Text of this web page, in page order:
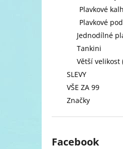
Plavkové
Plavkové
Jednodílné
Tankini
Větší velikost
SLEVY
VŠE ZA 99
Značky
Facebook